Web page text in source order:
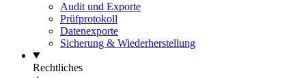
Audit und Exporte
Prüfprotokoll
Datenexporte
Sicherung & Wiederherstellung
Rechtliches